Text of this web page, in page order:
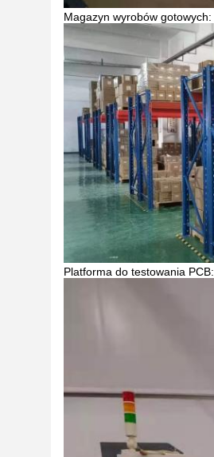
Magazyn wyrobów gotowych:
Platforma do testowania PCB: